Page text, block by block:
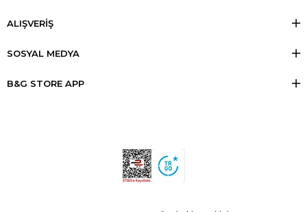
ALIŞVERİŞ
SOSYAL MEDYA
B&G STORE APP